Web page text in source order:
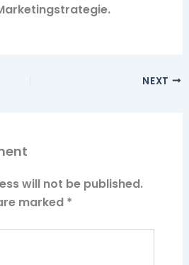
NEXT
will not be published.
marked *